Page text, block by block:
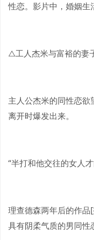
性恋。影片中，婚姻生
△工人杰米与富裕的妻
主人公杰米的同性恋
离开时爆发出来。
“半打和他交往的女人
理查德森两年后的作
具有阴柔气质的男同性